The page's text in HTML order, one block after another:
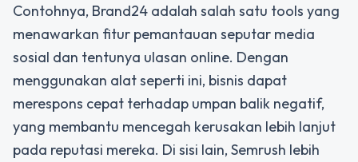
Contohnya, Brand24 adalah salah satu tools yang
menawarkan fitur pemantauan seputar media
sosial dan tentunya ulasan online. Dengan
menggunakan alat seperti ini, bisnis dapat
merespons cepat terhadap umpan balik negatif,
yang membantu mencegah kerusakan lebih lanjut
pada reputasi mereka. Di sisi lain, Semrush lebih